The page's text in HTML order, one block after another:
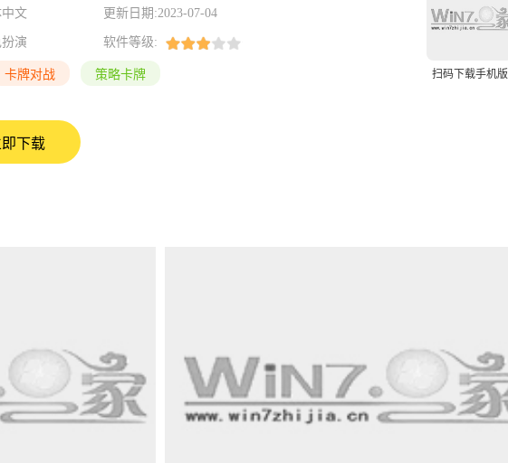
文 更新日期:2023-07-04
演 软件等级:
卡牌对战 策略卡牌 扫码下载手机版
下载